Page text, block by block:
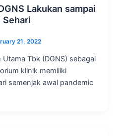
Lakukan sampai
Sehari
21, 2022
Tbk (DGNS) sebagai
klinik memiliki
semenjak awal pandemic